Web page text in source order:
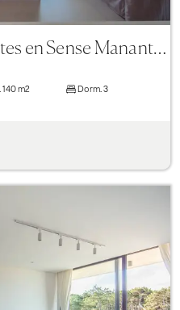
Apartamento de 3 suites en Sense Manantiales
140 m2 Dorm. 3
Next